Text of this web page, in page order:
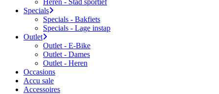
Heren - Stad sportief
Specials
Specials - Bakfiets
Specials - Lage instap
Outlet
Outlet - E-Bike
Outlet - Dames
Outlet - Heren
Occasions
Accu sale
Accessoires